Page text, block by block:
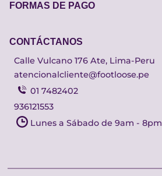
FORMAS DE PAGO
CONTÁCTANOS
Calle Vulcano 176 Ate, Lima-Peru
atencionalcliente@footloose.pe
01 7482402
936121553
Lunes a Sábado de 9am - 8pm